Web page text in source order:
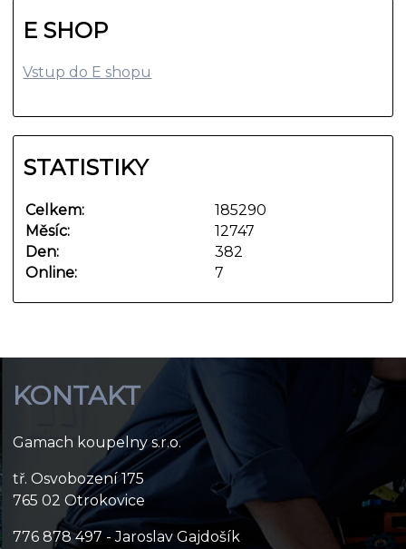
E SHOP
Vstup do E shopu
STATISTIKY
Online: 7
Celkem:
185290
Měsíc:
12747
Den:
382
KONTAKT
Gamach koupelny s.r.o.
tř. Osvobození 175
765 02 Otrokovice
776 878 497 - Jaroslav Gajdošík